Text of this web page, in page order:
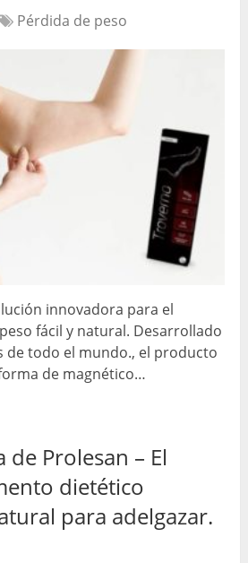
Pérdida de peso
innovadora para el
fácil y natural. Desarrollado
de todo el mundo., el producto
de magnético…
de Prolesan – El
dietético
para adelgazar.